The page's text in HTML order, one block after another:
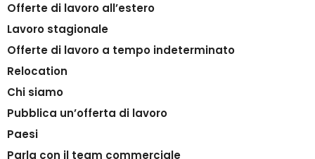
Offerte di lavoro all’estero
Lavoro stagionale
Offerte di lavoro a tempo indeterminato
Relocation
Chi siamo
Pubblica un’offerta di lavoro
Paesi
Parla con il team commerciale